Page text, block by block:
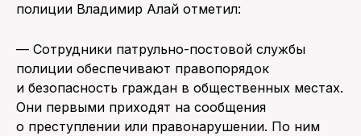
полиции Владимир Алай отметил:
— Сотрудники патрульно-постовой службы
полиции обеспечивают правопорядок
и безопасность граждан в общественных местах.
Они первыми приходят на сообщения
о преступлении или правонарушении. По ним